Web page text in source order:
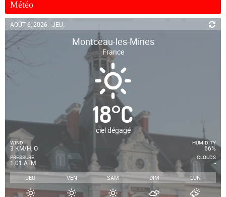
Météo
AOÛT 6, 2026 - JEU.
Montceau-les-Mines
France
18°C
ciel dégagé
WIND
3 KM/H, O
PRESSURE
1.01 ATM
HUMIDITY
66%
CLOUDS
-
JEU VEN SAM DIM LUN